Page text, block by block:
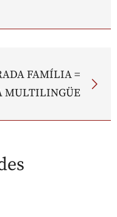
FAMÍLIA =
MULTILINGÜE